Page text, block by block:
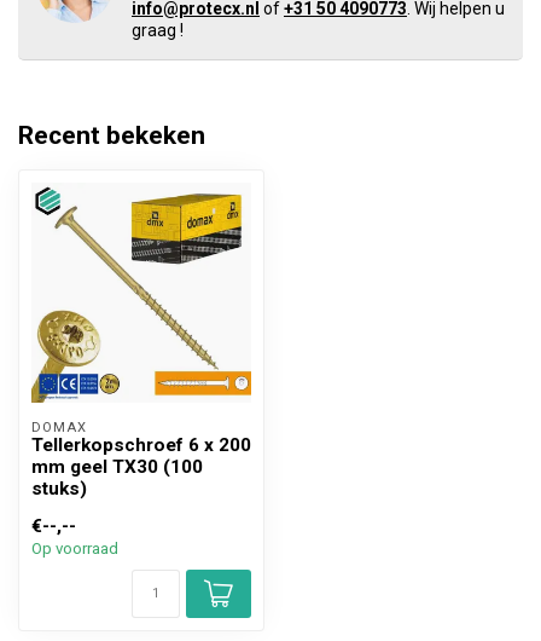
info@protecx.nl of+31 50 4090773 . Wij helpen u
graag !
Recent bekeken
DOMAX
Tellerkopschroef 6 x 200
mm geel TX30 (100
stuks)
€--,--
Op voorraad